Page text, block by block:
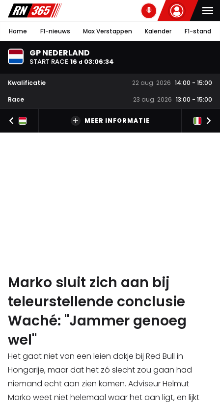
Home F1-nieuws Max Verstappen Kalender F1-stand
GP NEDERLAND
START RACE 16 d 03:06:33
Kwalificatie 22 aug. 2026 14:00 - 15:00
Race
23 aug. 2026 13:00 - 15:00
MEER INFORMATIE
Marko sluit zich aan bij
teleurstellende conclusie
Waché: "Jammer genoeg
wel"
Het gaat niet van een leien dakje bij Red Bull in
Hongarije, maar dat het zó slecht zou gaan had
niemand echt aan zien komen. Adviseur Helmut
Marko weet niet helemaal waar het aan ligt, en lijkt